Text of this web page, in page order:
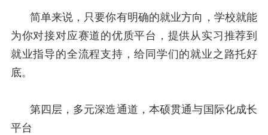
简单来说，只要你有明确的就业方向，学校就能
为你对接对应赛道的优质平台，提供从实习推荐到
就业指导的全流程支持，给同学们的就业之路托好
底。
第四层，多元深造通道，本硕贯通与国际化成长
平台